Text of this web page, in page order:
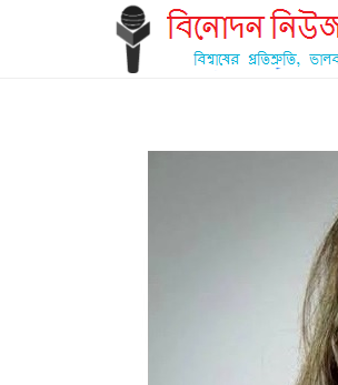
আমাদের সম্পর্কে বিজ্ঞাপনের জন্য নীতিমালা